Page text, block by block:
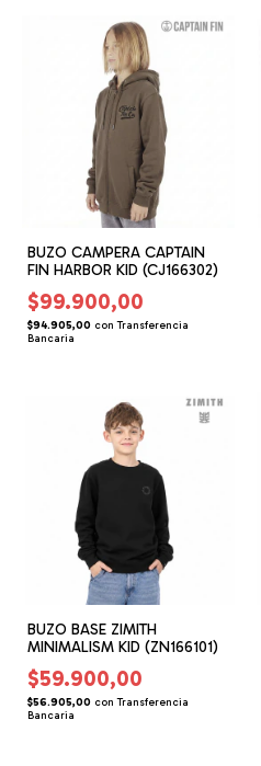
BUZO CAMPERA CAPTAIN
FIN HARBOR KID (CJ166302)
$99.900,00
$94.905,00 con Transferencia
Bancaria
BUZO BASE ZIMITH
MINIMALISM KID (ZN166101)
$59.900,00
$56.905,00 con Transferencia
Bancaria